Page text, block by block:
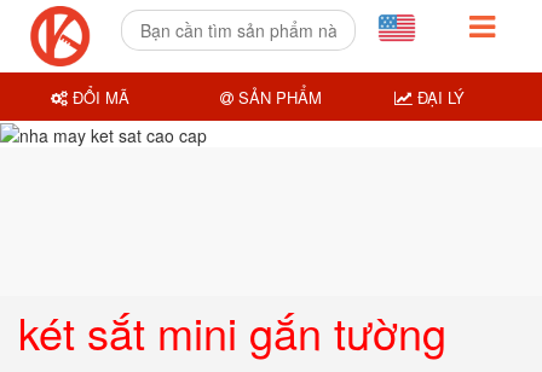
két sắt mini gắn tường
ĐỔI MÃ SẢN PHẨM ĐẠI LÝ